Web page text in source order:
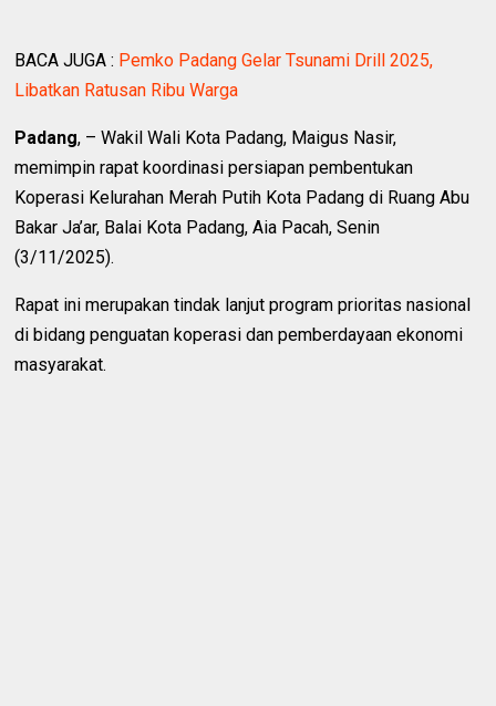
BACA JUGA : Pemko Padang Gelar Tsunami Drill 2025,
Libatkan Ratusan Ribu Warga
Padang, – Wakil Wali Kota Padang, Maigus Nasir,
memimpin rapat koordinasi persiapan pembentukan
Koperasi Kelurahan Merah Putih Kota Padang di Ruang Abu
Bakar Ja’ar, Balai Kota Padang, Aia Pacah, Senin
(3/11/2025).
Rapat ini merupakan tindak lanjut program prioritas nasional
di bidang penguatan koperasi dan pemberdayaan ekonomi
masyarakat.